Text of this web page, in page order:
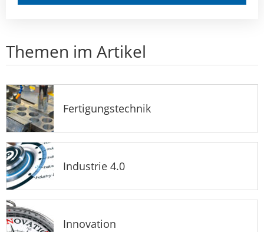
Themen im Artikel
Fertigungstechnik
Industrie 4.0
Innovation